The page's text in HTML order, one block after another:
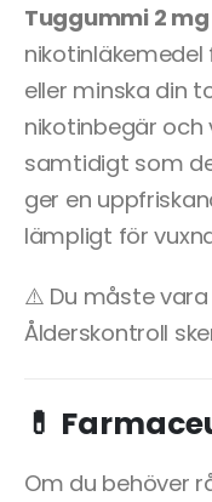
Tuggummi 2
eller minska din
nikotinbegär och
samtidigt som
ger en
lämpligt för
⚠️ Du måste vara
Ålderskontroll
💊
Om du behöver